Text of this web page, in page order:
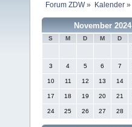
Forum ZDW» Kalender »
November 2024
S M D M D
3 4 5 6 7
10 11 12 13 14
17 18 19 20 21
24 25 26 27 28